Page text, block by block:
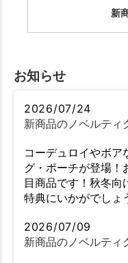
新
お知らせ
2026/07/24
新商品のノベルティ
コーデュロイやボア
グ・ポーチが登場！
目商品です！秋冬向
特典にいかがでしょ
2026/07/09
新商品のノベルティ